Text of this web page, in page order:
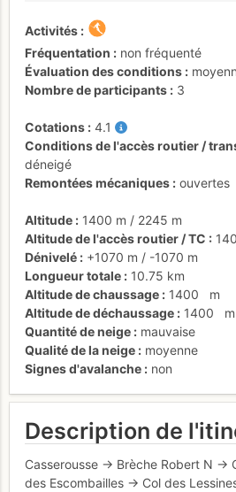
Activités
Fréquentation
non fréquenté
Évaluation des conditions
Nombre de participants
3
Cotations
4.1
Conditions de l'accès routier /
déneigé
Remontées mécaniques
ouvertes
Altitude 1400 m / 2245 m
Altitude de l'accès routier / TC
Dénivelé
+1070 m / -1070 m
Longueur totale
10.75 km
Altitude de chaussage
1400
m
Altitude de déchaussage
1400
m
Quantité de neige
mauvaise
Qualité de la neige
moyenne
Signes d'avalanche
non
Description de
Casserousse → Brèche Robert N →
des Escombailles → Col des